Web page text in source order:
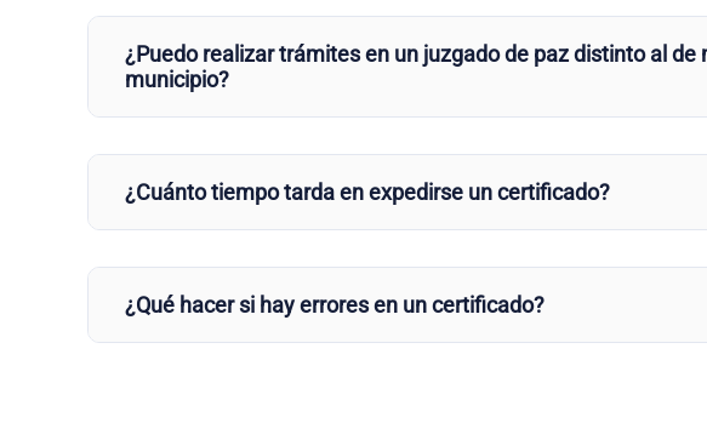
¿Puedo realizar trámites en un juzgado de paz distinto al de
municipio?
¿Cuánto tiempo tarda en expedirse un certificado?
¿Qué hacer si hay errores en un certificado?